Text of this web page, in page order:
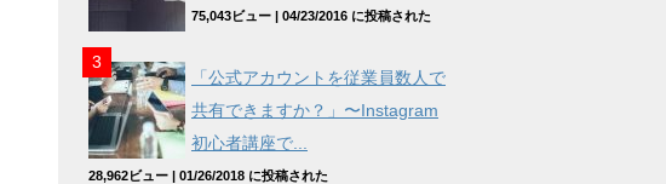
75,043ビュー | 04/23/2016 に投稿された
「公式アカウントを従業員数人で
共有できますか？」〜Instagram
初心者講座で...
28,962ビュー | 01/26/2018 に投稿された